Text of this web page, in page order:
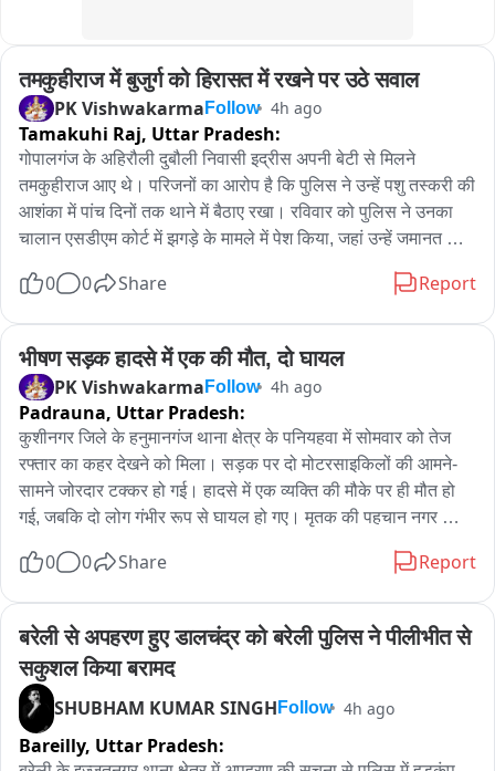
तमकुहीराज में बुजुर्ग को हिरासत में रखने पर उठे सवाल
PK Vishwakarma Follow 4h ago
Tamakuhi Raj, Uttar Pradesh:
गोपालगंज के अहिरौली दुबौली निवासी इद्रीस अपनी बेटी से मिलने
तमकुहीराज आए थे। परिजनों का आरोप है कि पुलिस ने उन्हें पशु तस्करी की
आशंका में पांच दिनों तक थाने में बैठाए रखा। रविवार को पुलिस ने उनका
चालान एसडीएम कोर्ट में झगड़े के मामले में पेश किया, जहां उन्हें जमानत मिल
तहसील में बैठाए रखा गया और इसके बाद रिहाई हुई। परिजनों के अनुसार,
संबंधित वीडियो मंगवाकर मामले की जानकारी ली। इस मामले में यह सवाल
उठ रहा है कि यदि पशु तस्करी का आरोप था तो संबंधित धाराओं में कार्रवाई
क्यों नहीं की गई और यदि मामला केवल झगड़े का था तो पांच दिन तक
हिरासत में रखने का आधार क्या था। रकम मांगने की चर्चा भी है, हालांकि
इसकी स्वतंत्र पुष्टि नहीं हुई है।
0 0 Share Report
भीषण सड़क हादसे में एक की मौत, दो घायल
PK Vishwakarma Follow 4h ago
Padrauna, Uttar Pradesh:
कुशीनगर जिले के हनुमानगंज थाना क्षेत्र के पनियहवा में सोमवार को तेज
रफ्तार का कहर देखने को मिला। सड़क पर दो मोटरसाइकिलों की आमने-
सामने जोरदार टक्कर हो गई। हादसे में एक व्यक्ति की मौके पर ही मौत हो
गई, जबकि दो लोग गंभीर रूप से घायल हो गए। मृतक की पहचान नगर
सूचना मिलते ही पुलिस मौके पर पहुंची और घायलों को उपचार के लिए
शुरू कर दी है। घटना के बाद मौके पर अफरा-तफरी मच गई।
0 0 Share Report
बरेली से अपहरण हुए डालचंद्र को बरेली पुलिस ने पीलीभीत से
सकुशल किया बरामद
SHUBHAM KUMAR SINGH Follow 4h ago
Bareilly, Uttar Pradesh: